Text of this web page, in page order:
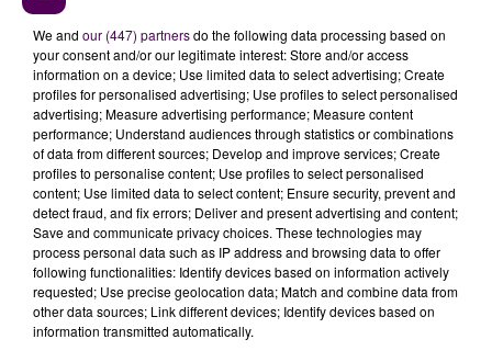
A 9h ce mardi, l'intervention des services de secours
et des forces de l'ordre était toujours en cours. La
circulation restait fortement perturbée dans le
secteur.La D951 a dû être, jusqu'à nouvel pordre,
fermée au trafic. Des déviations ont été mises en
place autour de Saint-Laurent-Nouan, par Muides-
sur-Loire et La Ferté-Saint-Cyr.
We and our (447) partnersdo the following data processing based on
your consent and/or our legitimate interest: Store and/or access
information on a device; Use limited data to select advertising; Create
profiles for personalised advertising; Use profiles to select personalised
advertising; Measure advertising performance; Measure content
performance; Understand audiences through statistics or combinations
of data from different sources; Develop and improve services; Create
profiles to personalise content; Use profiles to select personalised
content; Use limited data to select content; Ensure security, prevent and
detect fraud, and fix errors; Deliver and present advertising and content;
Save and communicate privacy choices. These technologies may
process personal data such as IP address and browsing data to offer
following functionalities: Identify devices based on information actively
requested; Use precise geolocation data; Match and combine data from
other data sources; Link different devices; Identify devices based on
information transmitted automatically.